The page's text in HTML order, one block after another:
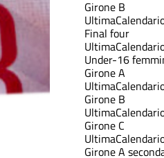
Girone B
Ultima
Final four
Ultima
Under-16
Girone A
Ultima
Girone B
Ultima
Girone C
Ultima
Girone A